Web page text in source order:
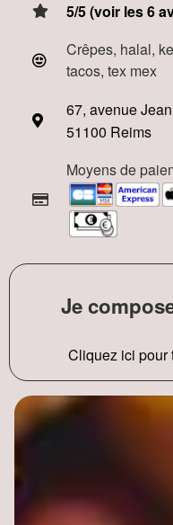
5/5 (voir les 6
Crêpes, halal,
tacos, tex mex
67, avenue
51100 Reims
Moyens de
Je
Cliquez ici pour